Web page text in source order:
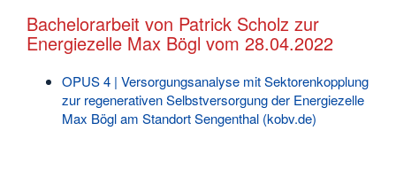
Bachelorarbeit von Patrick Scholz zur
Energiezelle Max Bögl vom 28.04.2022
OPUS 4 | Versorgungsanalyse mit Sektorenkopplung
zur regenerativen Selbstversorgung der Energiezelle
Max Bögl am Standort Sengenthal (kobv.de)